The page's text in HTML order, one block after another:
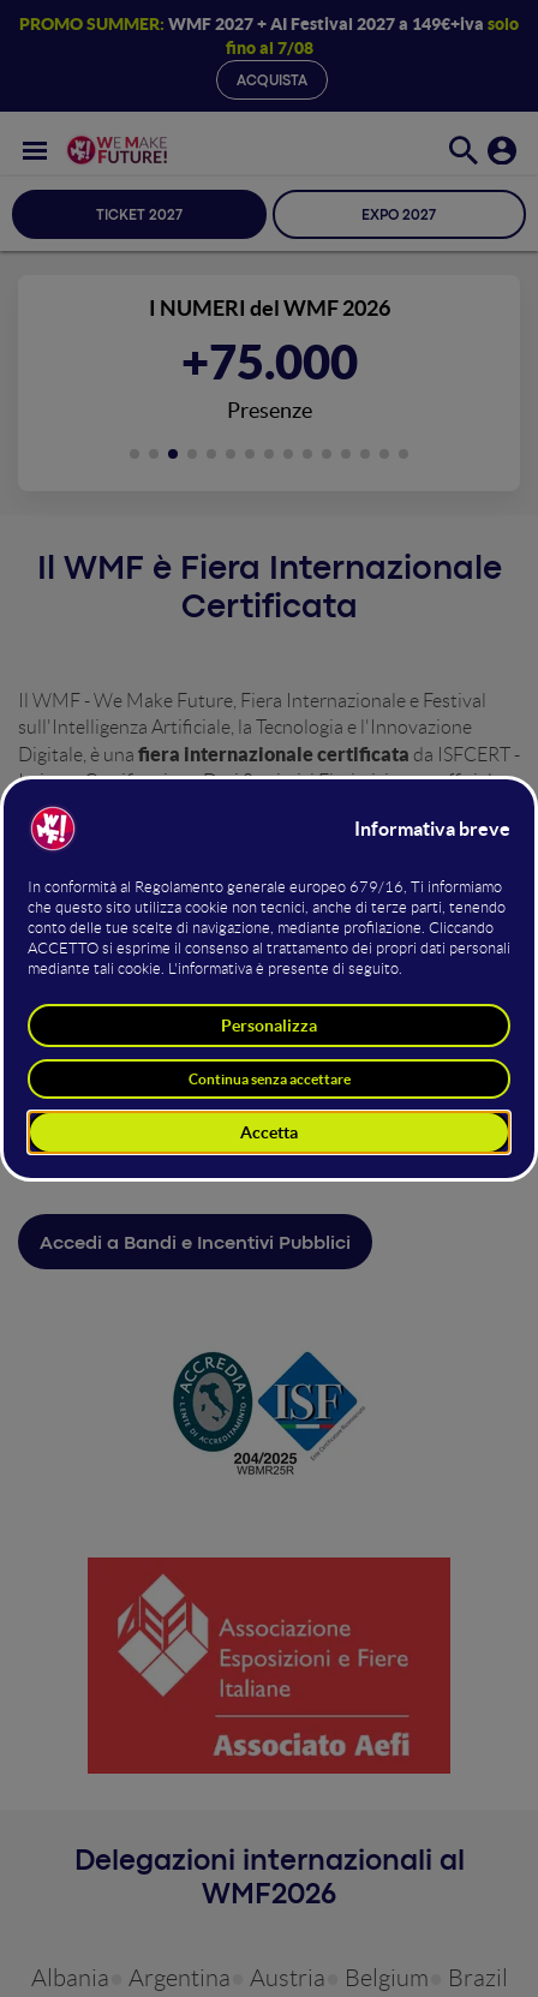
PROMO SUMMER: WMF 2027 + AI Festival 2027 a 149€+iva solo
fino al 7/08
ACQUISTA
TICKET 2027 EXPO 2027
I NUMERI del WMF 2026
+75.000
Presenze
Il WMF è Fiera Internazionale
Certificata
Il WMF - We Make Future, Fiera Internazionale e Festival
sull'Intelligenza Artificiale, la Tecnologia e l'Innovazione
Digitale , è una fiera internazionale certificata da ISFCERT -
Istituto Certificazione Dati Statistici Fieristici, ente ufficiale
riconosciuto da Accredia.
Si tratta di un riconoscimento ulteriore del ruolo di
Sin dalla sua prima edizione, il WMF è orientato alla
creazione e coltivazione di un ecosistema trasversale di
innovatori, in grado di generare un impatto sociale positivo,
costruire un futuro più giusto e inclusivo, ideando soluzioni
efficaci e sostenibili alle questioni collettive più importanti.
IL WMF È FIERA INTERNAZIONALE
CERTIFICATA
Accedi a Bandi e Incentivi Pubblici
Delegazioni internazionali al
WMF2026
Albania Argentina Austria Belgium
Brazil